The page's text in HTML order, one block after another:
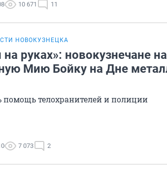
10 671 11
НОВОКУЗНЕЦКА
руках»: новокузнечане
Мию Бойку на Дне
помощь телохранителей и полиции
7 073 2